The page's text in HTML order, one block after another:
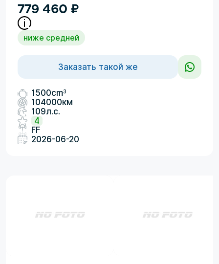
779 460 ₽
ниже средней
Заказать такой же
1500cm3
104000км
109л.с.
4
FF
2026-06-20